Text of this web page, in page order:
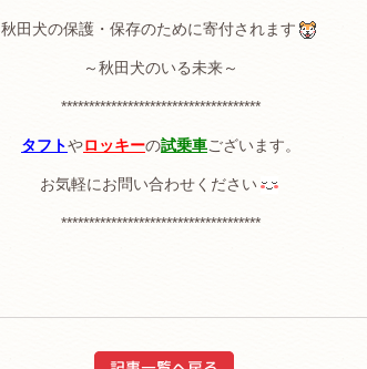
秋田犬の保護・保存のために寄付されます
～秋田犬のいる未来～
************************************
タフトやロッキーの試乗車ございます。
お気軽にお問い合わせください
************************************